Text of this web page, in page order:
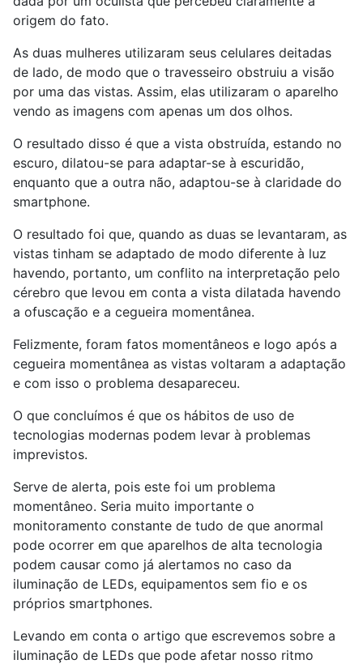
origem do fato.
As duas mulheres utilizaram seus celulares deitadas
de lado, de modo que o travesseiro obstruiu a visão
por uma das vistas. Assim, elas utilizaram o aparelho
vendo as imagens com apenas um dos olhos.
O resultado disso é que a vista obstruída, estando no
escuro, dilatou-se para adaptar-se à escuridão,
enquanto que a outra não, adaptou-se à claridade do
smartphone.
O resultado foi que, quando as duas se levantaram, as
vistas tinham se adaptado de modo diferente à luz
havendo, portanto, um conflito na interpretação pelo
cérebro que levou em conta a vista dilatada havendo
a ofuscação e a cegueira momentânea.
Felizmente, foram fatos momentâneos e logo após a
cegueira momentânea as vistas voltaram a adaptação
e com isso o problema desapareceu.
O que concluímos é que os hábitos de uso de
tecnologias modernas podem levar à problemas
imprevistos.
Serve de alerta, pois este foi um problema
momentâneo. Seria muito importante o
monitoramento constante de tudo de que anormal
pode ocorrer em que aparelhos de alta tecnologia
podem causar como já alertamos no caso da
iluminação de LEDs, equipamentos sem fio e os
próprios smartphones.
Levando em conta o artigo que escrevemos sobre a
iluminação de LEDs que pode afetar nosso ritmo